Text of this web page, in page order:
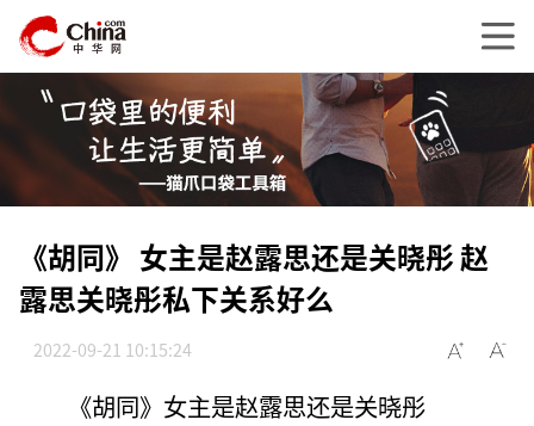
《胡同》 女主是赵露思还是关晓彤 赵
露思关晓彤私下关系好么
2022-09-21 10:15:24
《胡同》女主是赵露思还是关晓彤